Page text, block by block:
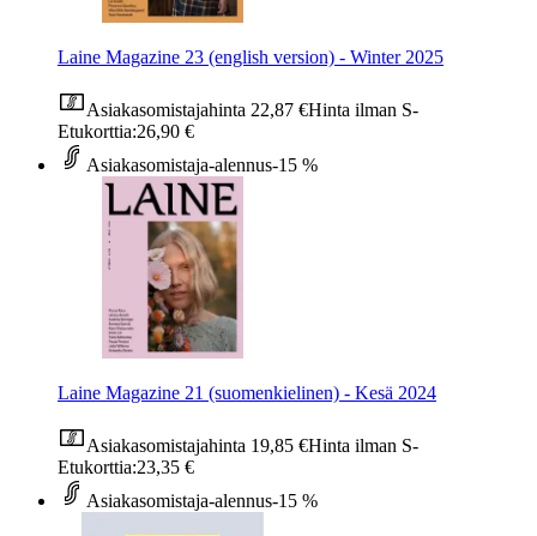
Laine Magazine 23 (english version) - Winter 2025
Asiakasomistajahinta 22,87 €Hinta ilman S-
Etukorttia:26,90 €
Asiakasomistaja-alennus-15 %
Laine Magazine 21 (suomenkielinen) - Kesä 2024
Asiakasomistajahinta 19,85 €Hinta ilman S-
Etukorttia:23,35 €
Asiakasomistaja-alennus-15 %